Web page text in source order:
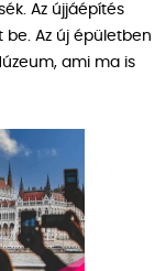
Az újjáépítés
be. Az új épületben
ami ma is